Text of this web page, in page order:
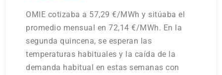
OMIE cotizaba a 57,29 €/MWh y sitúaba el
promedio mensual en 72,14 €/MWh. En la
segunda quincena, se esperan las
temperaturas habituales y la caída de la
demanda habitual en estas semanas con